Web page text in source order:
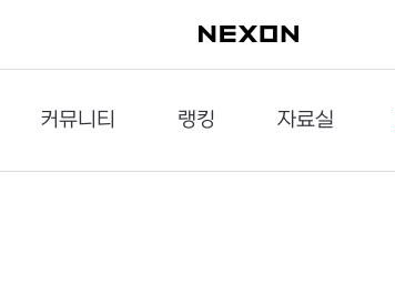
커뮤니티
이슈게시판
랭킹
던전랭킹
자료실
다운로드